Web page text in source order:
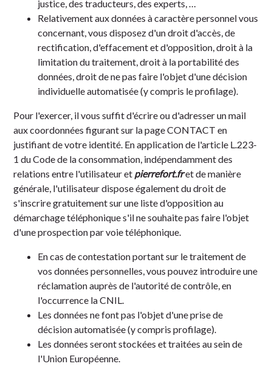
justice, des traducteurs, des experts, …
Relativement aux données à caractère personnel vous
concernant, vous disposez d'un droit d'accès, de
rectification, d'effacement et d'opposition, droit à la
limitation du traitement, droit à la portabilité des
données, droit de ne pas faire l'objet d'une décision
individuelle automatisée (y compris le profilage).
Pour l'exercer, il vous suffit d'écrire ou d'adresser un mail
aux coordonnées figurant sur la page CONTACT en
justifiant de votre identité. En application de l'article L.223-
1 du Code de la consommation, indépendamment des
relations entre l'utilisateur et pierrefort.fret de manière
générale, l'utilisateur dispose également du droit de
s'inscrire gratuitement sur une liste d'opposition au
démarchage téléphonique s'il ne souhaite pas faire l'objet
d'une prospection par voie téléphonique.
En cas de contestation portant sur le traitement de
vos données personnelles, vous pouvez introduire une
réclamation auprès de l'autorité de contrôle, en
l'occurrence laCNIL
Les données ne font pas l'objet d'une prise de
décision automatisée (y compris profilage).
Les données seront stockées et traitées au sein de
l'Union Européenne.